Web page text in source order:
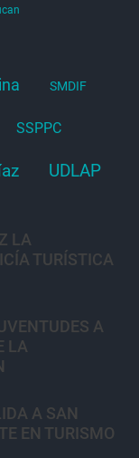
SMDIF
SSPPC
UDLAP
LA
TURÍSTICA
A
LA
A SAN
EN TURISMO